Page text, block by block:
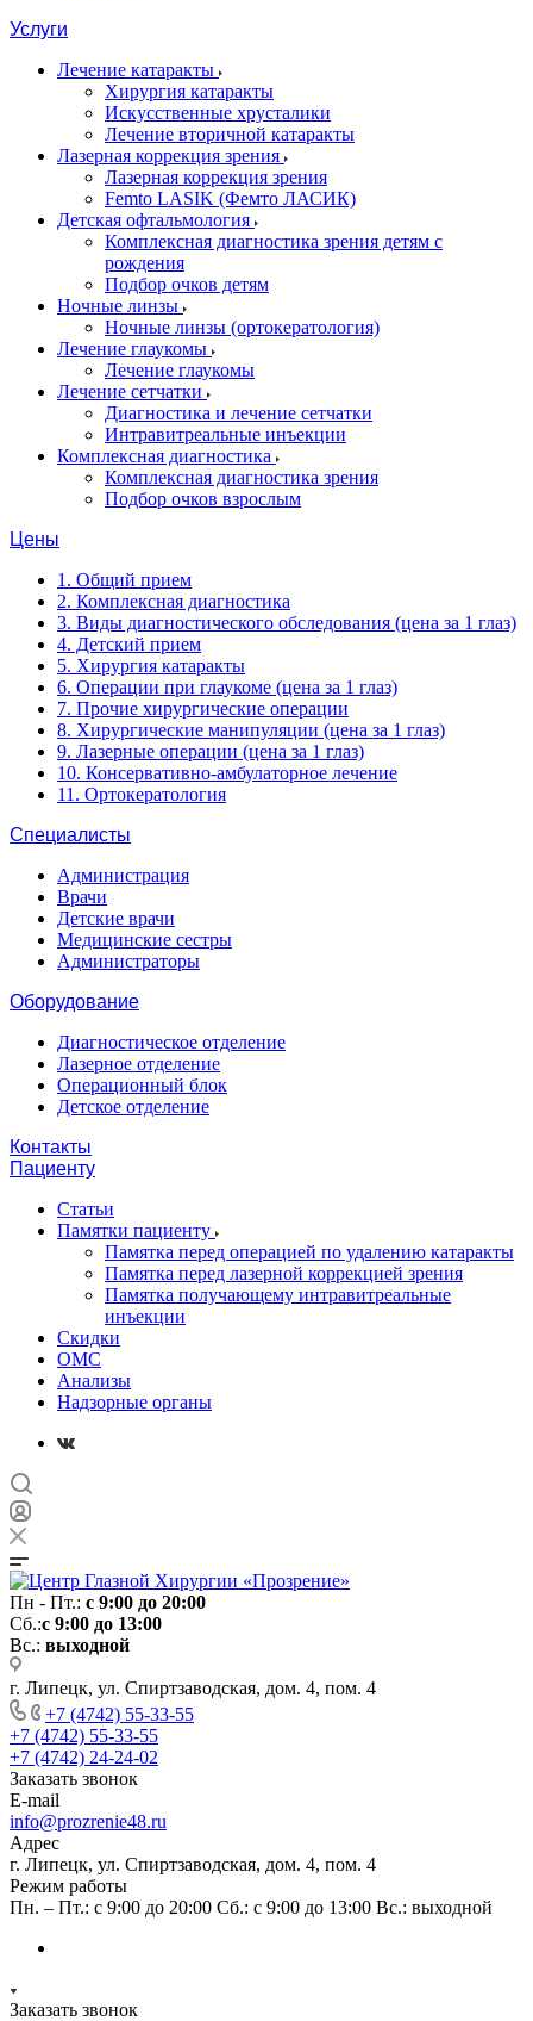
Услуги
Лечение катаракты
Хирургия катаракты
Искусственные хрусталики
Лечение вторичной катаракты
Лазерная коррекция зрения
Лазерная коррекция зрения
Femto LASIK (Фемто ЛАСИК)
Детская офтальмология
Комплексная диагностика зрения детям c
рождения
Подбор очков детям
Ночные линзы
Ночные линзы (ортокератология)
Лечение глаукомы
Лечение глаукомы
Лечение сетчатки
Диагностика и лечение сетчатки
Интравитреальные инъекции
Комплексная диагностика
Комплексная диагностика зрения
Подбор очков взрослым
Цены
1. Общий прием
2. Комплексная диагностика
3. Виды диагностического обследования (цена за 1 глаз)
4. Детский прием
5. Хирургия катаракты
6. Операции при глаукоме (цена за 1 глаз)
7. Прочие хирургические операции
8. Хирургические манипуляции (цена за 1 глаз)
9. Лазерные операции (цена за 1 глаз)
10. Консервативно-амбулаторное лечение
11. Ортокератология
Специалисты
Администрация
Врачи
Детские врачи
Медицинские сестры
Администраторы
Оборудование
Диагностическое отделение
Лазерное отделение
Операционный блок
Детское отделение
Контакты
Пациенту
Статьи
Памятки пациенту
Памятка перед операцией по удалению катаракты
Памятка перед лазерной коррекцией зрения
Памятка получающему интравитреальные
инъекции
Скидки
ОМС
Анализы
Надзорные органы
Пн - Пт.: с 9:00 до 20:00
Сб.:с 9:00 до 13:00
Вс.: выходной
г. Липецк, ул. Спиртзаводская, дом. 4, пом. 4
+7 (4742) 55-33-55
+7 (4742) 55-33-55
+7 (4742) 24-24-02
Заказать звонок
E-mail
info@prozrenie48.ru
Адрес
г. Липецк, ул. Спиртзаводская, дом. 4, пом. 4
Режим работы
Пн. – Пт.: с 9:00 до 20:00 Сб.: с 9:00 до 13:00 Вс.: выходной
Заказать звонок